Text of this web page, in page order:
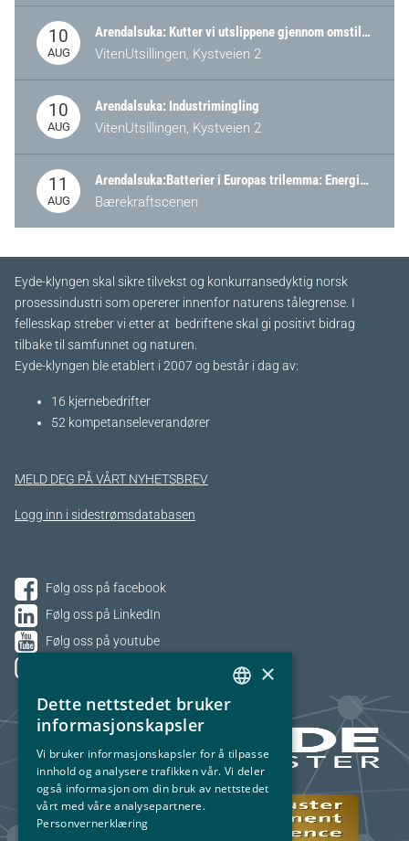
10
AUG
Arendalsuka: Kutter vi utslippene gjennom omstilling – eller tap av industri?
VitenUtsillingen, Kystveien 2
10
AUG
Arendalsuka: Industrimingling
VitenUtsillingen, Kystveien 2
11
AUG
Arendalsuka:Batterier i Europas trilemma: Energisikkerhet, konkurransekraft og bærekraft (Battery Norway-arrangement)
Bærekraftscenen
Eyde-klyngen skal sikre tilvekst og konkurransedyktig norsk
prosessindustri som opererer innenfor naturens tålegrense. I
fellesskap streber vi etter at bedriftene skal gi positivt bidrag
tilbake til samfunnet og naturen.
Eyde-klyngen ble etablert i 2007 og består i dag av:
16 kjernebedrifter​
52 kompetanseleverandører
MELD DEG PÅ VÅRT NYHETSBREV
Logg inn i sidestrømsdatabasen
Følg oss på facebook
Følg oss på LinkedIn
Følg oss på youtube
NORWEGIAN
×
Dette nettstedet bruker
informasjonskapsler
Vi bruker informasjonskapsler for å tilpasse
innhold og analysere trafikken vår. Vi deler
også informasjon om din bruk av nettstedet
vårt med våre analysepartnere.
Personvernerklæring